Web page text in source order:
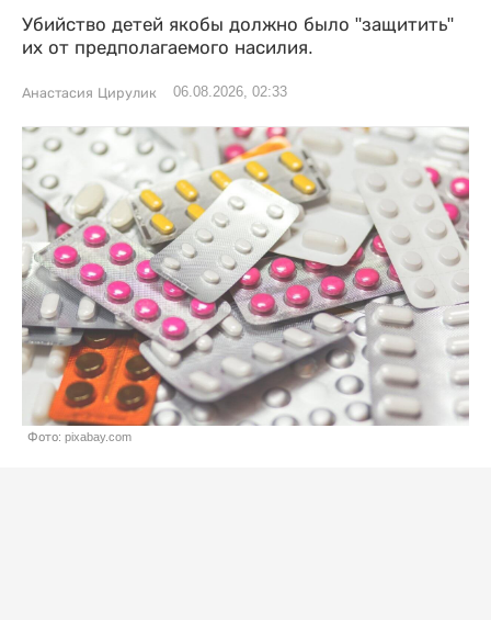
Убийство детей якобы должно было "защитить"
их от предполагаемого насилия.
Анастасия Цирулик 06.08.2026, 02:33
Фото: pixabay.com